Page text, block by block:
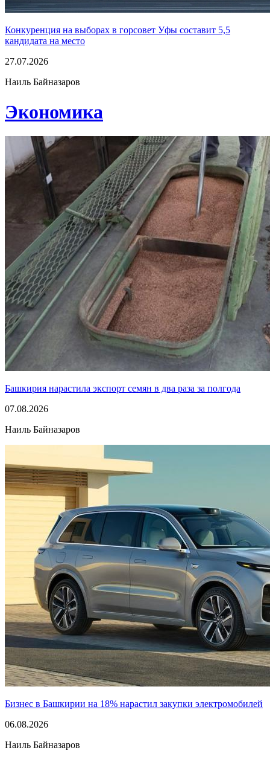
Конкуренция на выборах в горсовет Уфы составит 5,5
кандидата на место
27.07.2026
Наиль Байназаров
Экономика
Башкирия нарастила экспорт семян в два раза за полгода
07.08.2026
Наиль Байназаров
Бизнес в Башкирии на 18% нарастил закупки электромобилей
06.08.2026
Наиль Байназаров